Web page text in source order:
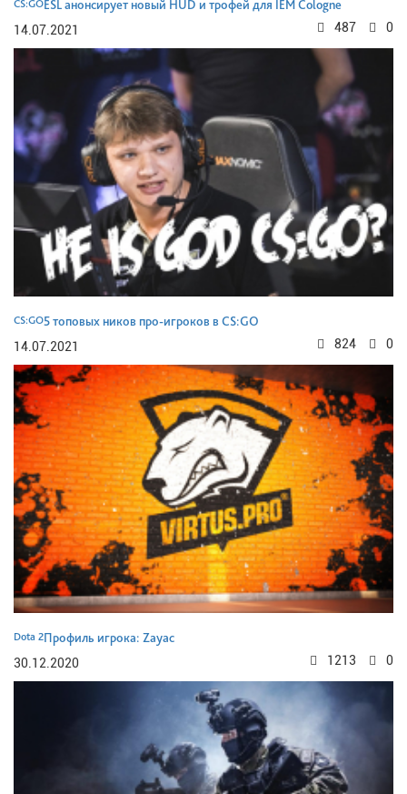
CS:GOESL анонсирует новый HUD и трофей для IEM Cologne
14.07.2021
0
487
CS:GO5 топовых ников про-игроков в CS:GO
14.07.2021
0
824
Dota 2Профиль игрока: Zayac
30.12.2020
0
1213